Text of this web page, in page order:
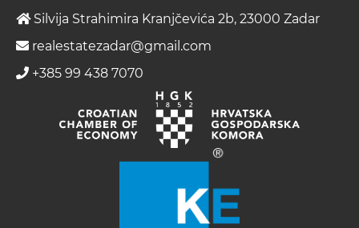
Silvija Strahimira Kranjčevića 2b, 23000 Zadar
realestatezadar@gmail.com
+385 99 438 7070